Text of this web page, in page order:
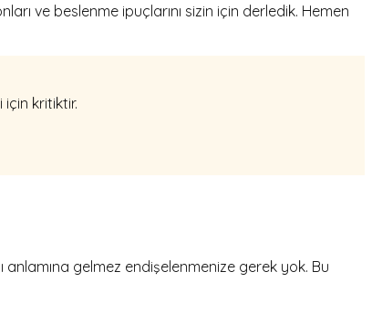
ve beslenme ipuçlarını sizin için derledik. Hemen
için kritiktir.
gelmez endişelenmenize gerek yok. Bu